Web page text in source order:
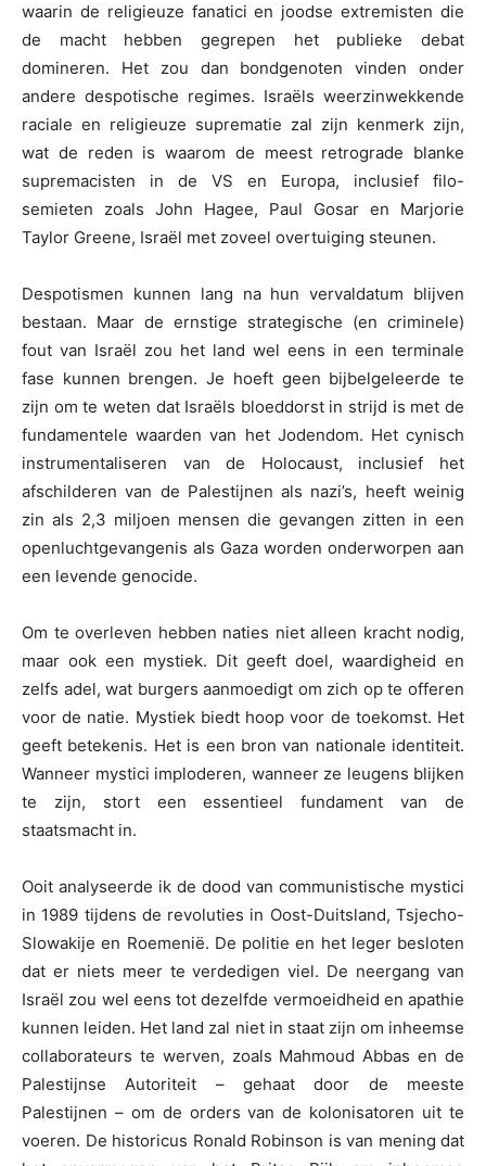
waarin de religieuze fanatici en joodse extremisten die
de macht hebben gegrepen het publieke debat
domineren. Het zou dan bondgenoten vinden onder
andere despotische regimes. Israëls weerzinwekkende
raciale en religieuze suprematie zal zijn kenmerk zijn,
wat de reden is waarom de meest retrograde blanke
supremacisten in de VS en Europa, inclusief filo-
semieten zoals John Hagee, Paul Gosar en Marjorie
Taylor Greene, Israël met zoveel overtuiging steunen.
Despotismen kunnen lang na hun vervaldatum blijven
bestaan. Maar de ernstige strategische (en criminele)
fout van Israël zou het land wel eens in een terminale
fase kunnen brengen. Je hoeft geen bijbelgeleerde te
zijn om te weten dat Israëls bloeddorst in strijd is met de
fundamentele waarden van het Jodendom. Het cynisch
instrumentaliseren van de Holocaust, inclusief het
afschilderen van de Palestijnen als nazi’s, heeft weinig
zin als 2,3 miljoen mensen die gevangen zitten in een
openluchtgevangenis als Gaza worden onderworpen aan
een levende genocide.
Om te overleven hebben naties niet alleen kracht nodig,
maar ook een mystiek. Dit geeft doel, waardigheid en
zelfs adel, wat burgers aanmoedigt om zich op te offeren
voor de natie. Mystiek biedt hoop voor de toekomst. Het
geeft betekenis. Het is een bron van nationale identiteit.
Wanneer mystici imploderen, wanneer ze leugens blijken
te zijn, stort een essentieel fundament van de
staatsmacht in.
Ooit analyseerde ik de dood van communistische mystici
in 1989 tijdens de revoluties in Oost-Duitsland, Tsjecho-
Slowakije en Roemenië. De politie en het leger besloten
dat er niets meer te verdedigen viel. De neergang van
Israël zou wel eens tot dezelfde vermoeidheid en apathie
kunnen leiden. Het land zal niet in staat zijn om inheemse
collaborateurs te werven, zoals Mahmoud Abbas en de
Palestijnse Autoriteit – gehaat door de meeste
Palestijnen – om de orders van de kolonisatoren uit te
voeren. De historicus Ronald Robinson is van mening dat